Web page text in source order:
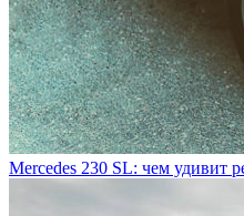
Mercedes 230 SL: чем удивит